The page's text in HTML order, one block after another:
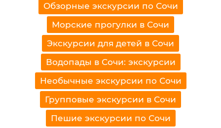
Обзорные экскурсии по Сочи
Морские прогулки в Сочи
Экскурсии для детей в Сочи
Водопады в Сочи: экскурсии
Необычные экскурсии по Сочи
Групповые экскурсии в Сочи
Пешие экскурсии по Сочи